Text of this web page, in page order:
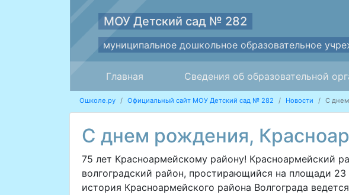
МОУ Детский сад № 282
муниципальное дошкольное образовательное
Главная Сведения об образовательной
Ошколе.ру Официальный сайт МОУ Детский сад № 282 Новости С
С днем рождения,
75 лет Красноармейскому району! Красноармейский
волгоградский район, простирающийся на площади
история Красноармейского района Волгограда